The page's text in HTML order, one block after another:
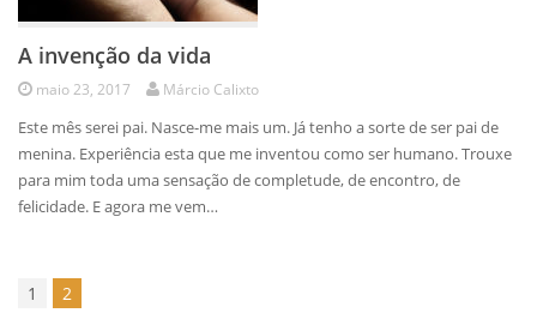
A invenção da vida
maio 23, 2017 Márcio Calixto
Este mês serei pai. Nasce-me mais um. Já tenho a sorte de ser pai de
menina. Experiência esta que me inventou como ser humano. Trouxe
para mim toda uma sensação de completude, de encontro, de
felicidade. E agora me vem…
1 2